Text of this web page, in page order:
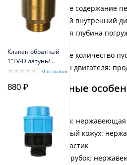
Клапан обратный
1"FV-D латунь/
внеш резьба0 отзывов
880 ₽
Максимальное содержание
Минимальный внутренний
Максимальная глубина
Максимальное количество
Режим работы двигателя:
Конструктивные
Корпус насоса: нержавеющая
Нагнетательный кожух:
Диффузор: пластик
Выходной патрубок: